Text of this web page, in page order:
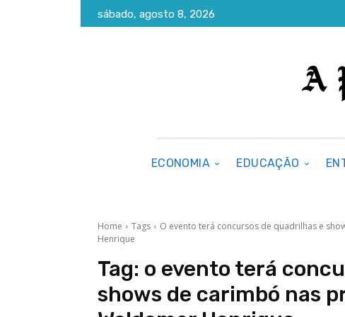
sábado, agosto 8, 2026
ECONOMIA EDUCAÇÃO
Home Tags
O evento terá concursos de quadrilhas e
Henrique
Tag: o evento terá
shows de carimbó nas